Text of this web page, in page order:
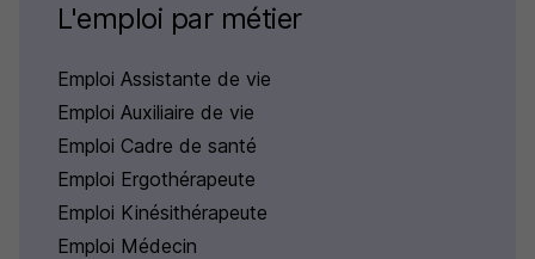
L'emploi par métier
Emploi Assistante de vie
Emploi Auxiliaire de vie
Emploi Cadre de santé
Emploi Ergothérapeute
Emploi Kinésithérapeute
Emploi Médecin